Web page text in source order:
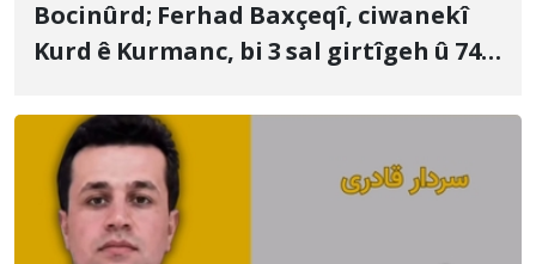
Bocinûrd; Ferhad Baxçeqî, ciwanekî
Kurd ê Kurmanc, bi 3 sal girtîgeh û 74